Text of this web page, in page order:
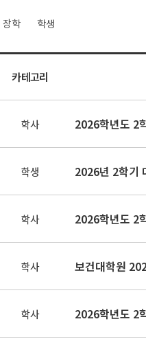
장학 학생
카테고리
학사 2026학년도 2
학생 2026년 2학기
학사 2026학년도 2
학사 보건대학원
학사 2026학년도 2